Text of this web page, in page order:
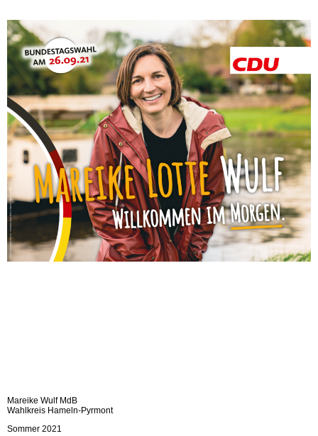
Mareike Wulf MdB
Wahlkreis Hameln-Pyrmont
Sommer 2021